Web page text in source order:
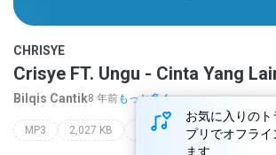
お気に入りのト
プリでオフライ
ます
CHRISYE
Crisye FT. Ungu - Cinta Yang
Bilqis Cantik8 年前もっと多く...
MP3 2,027 KB Pop senyawa